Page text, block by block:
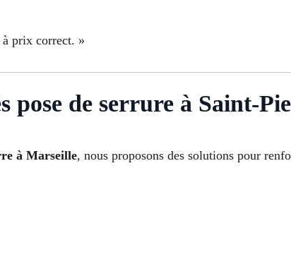
à prix correct. »
pose de serrure à Saint-
à Marseille, nous proposons des solutions pour